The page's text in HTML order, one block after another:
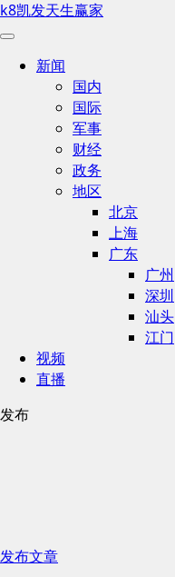
k8凯发天生赢家
新闻
国内
国际
军事
财经
政务
地区
北京
上海
广东
广州
深圳
汕头
江门
视频
直播
发布
发布文章